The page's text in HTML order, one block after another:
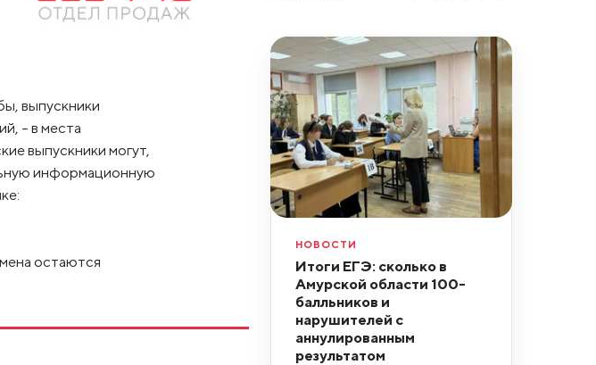
выпускники
– в места
выпускники могут,
информационную
остаются
НОВОСТИ
Итоги ЕГЭ: сколько в
Амурской области 100-
балльников и
нарушителей с
аннулированным
результатом